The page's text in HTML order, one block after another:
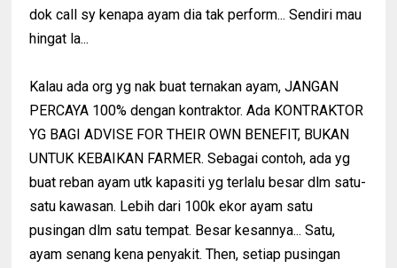
dok call sy kenapa ayam dia tak perform... Sendiri mau
hingat la...
Kalau ada org yg nak buat ternakan ayam, JANGAN
PERCAYA 100% dengan kontraktor. Ada KONTRAKTOR
YG BAGI ADVISE FOR THEIR OWN BENEFIT, BUKAN
UNTUK KEBAIKAN FARMER. Sebagai contoh, ada yg
buat reban ayam utk kapasiti yg terlalu besar dlm satu-
satu kawasan. Lebih dari 100k ekor ayam satu
pusingan dlm satu tempat. Besar kesannya... Satu,
ayam senang kena penyakit. Then, setiap pusingan